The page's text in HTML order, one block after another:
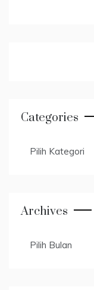
Categories
Archives